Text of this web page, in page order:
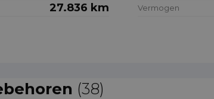
27.836 km Vermogen
(38)